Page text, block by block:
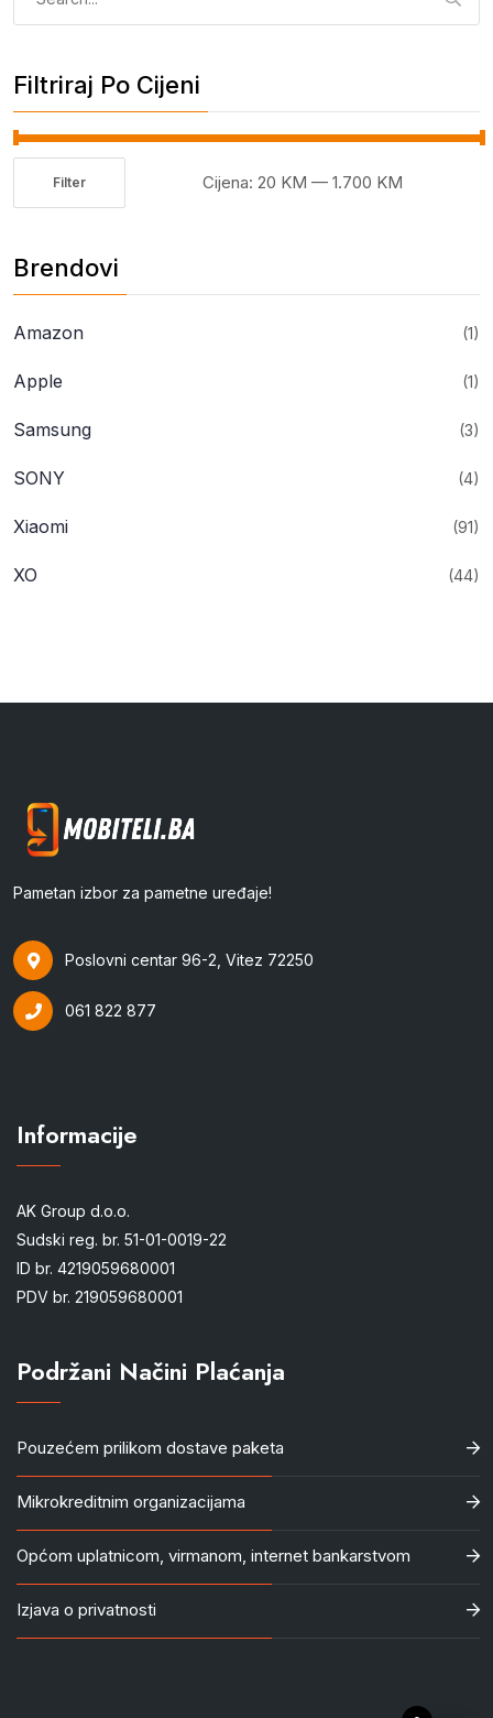
Filtriraj Po Cijeni
Filter Cijena: 20 KM — 1.700 KM
Brendovi
Amazon (1)
Apple (1)
Samsung (3)
SONY (4)
Xiaomi (91)
XO (44)
Pametan izbor za pametne uređaje!
Poslovni centar 96-2, Vitez 72250
061 822 877
Informacije
AK Group d.o.o.
Sudski reg. br. 51-01-0019-22
ID br. 4219059680001
PDV br. 219059680001
Podržani Načini Plaćanja
Pouzećem prilikom dostave paketa
Mikrokreditnim organizacijama
Općom uplatnicom, virmanom, internet bankarstvom
Izjava o privatnosti